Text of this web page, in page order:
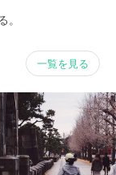
。
一覧を見る